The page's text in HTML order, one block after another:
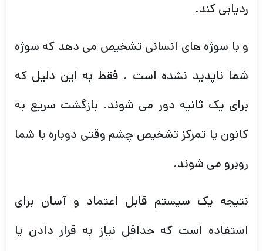
ردیابی کند.
و با سوژه های انسانی تشخیص می دهد که سوژه
شما ناپدید نشده است . فقط به این دلیل که
برای یک ثانیه دور می شوند. بازگشت سریع به
کانون یا تمرکز تشخیص چشم وقتی دوباره با شما
روبرو می شوند.
نتیجه یک سیستم قابل اعتماد و آسان برای
استفاده است که حداقل نیاز به قرار دادن یا